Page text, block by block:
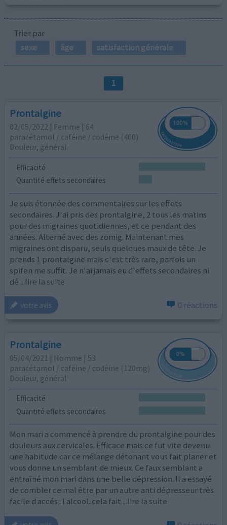
Trier par
sexe
âge satisfaction générale
1
Prontalgine
02/05/2022 | Femme | 64
paracétamol / caféine / codéine (400)
Douleur, général
Efficacité
Quantité effets secondaires
Je suis étonnée des commentaires sur les effets
secondaires. J'ai pris des prontalgine, 2 tous les matins
pour des migraines quotidiennes, et ce pendant des
années. Alterné avec des zomig. Maintenant mes
migraines ont disparu, seuls quelques maux de tête. Je
prends 1 prontalgine mais c'est très rare, parfois un
spifen me suffit. Je n'ai jamais eu d'effets secondaires ni
dé ...lire la suite
votre avis 0 réactions
Prontalgine
05/04/2021 | Homme | 53
paracétamol / caféine / codéine (120mg)
Douleur, général
Efficacité
Quantité effets secondaires
Mon mari a commencé à prendre du prontalgine pour des
douleurs aux cervicales. Efficace mais ce fut vite devenu
une habitude car ce mélange détonant vous fait planer et
vous donne un semblant de mieux. Ce faux semblant a
entraîné mon mari dans une belle dépression. Il a essayé
de combler ce mal être par un autre anti dépresseur très
facile d accés : l alcool..cela fait ...lire la suite